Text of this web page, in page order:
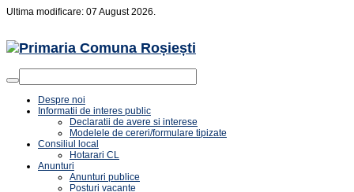
Ultima modificare: 07 August 2026.
Despre noi
Informatii de interes public
Declaratii de avere si interese
Modelele de cereri/formulare tipizate
Consiliul local
Hotarari CL
Anunturi
Anunturi publice
Posturi vacante